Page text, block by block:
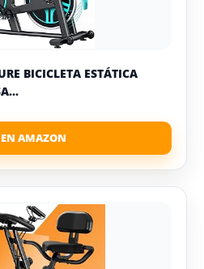
BICICLETA ESTÁTICA